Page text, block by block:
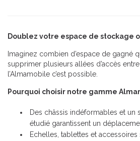
Doublez votre espace de stockage
Imaginez combien d’espace de gagné
supprimer plusieurs allées d’accès
l’Almamobile c’est possible.
Pourquoi choisir notre gamme
Des châssis indéformables et un
étudié garantissent un
Echelles, tablettes et accessoires